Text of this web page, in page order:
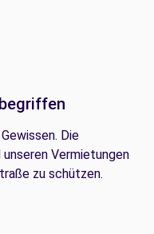
Die
Vermietungen
zu schützen.